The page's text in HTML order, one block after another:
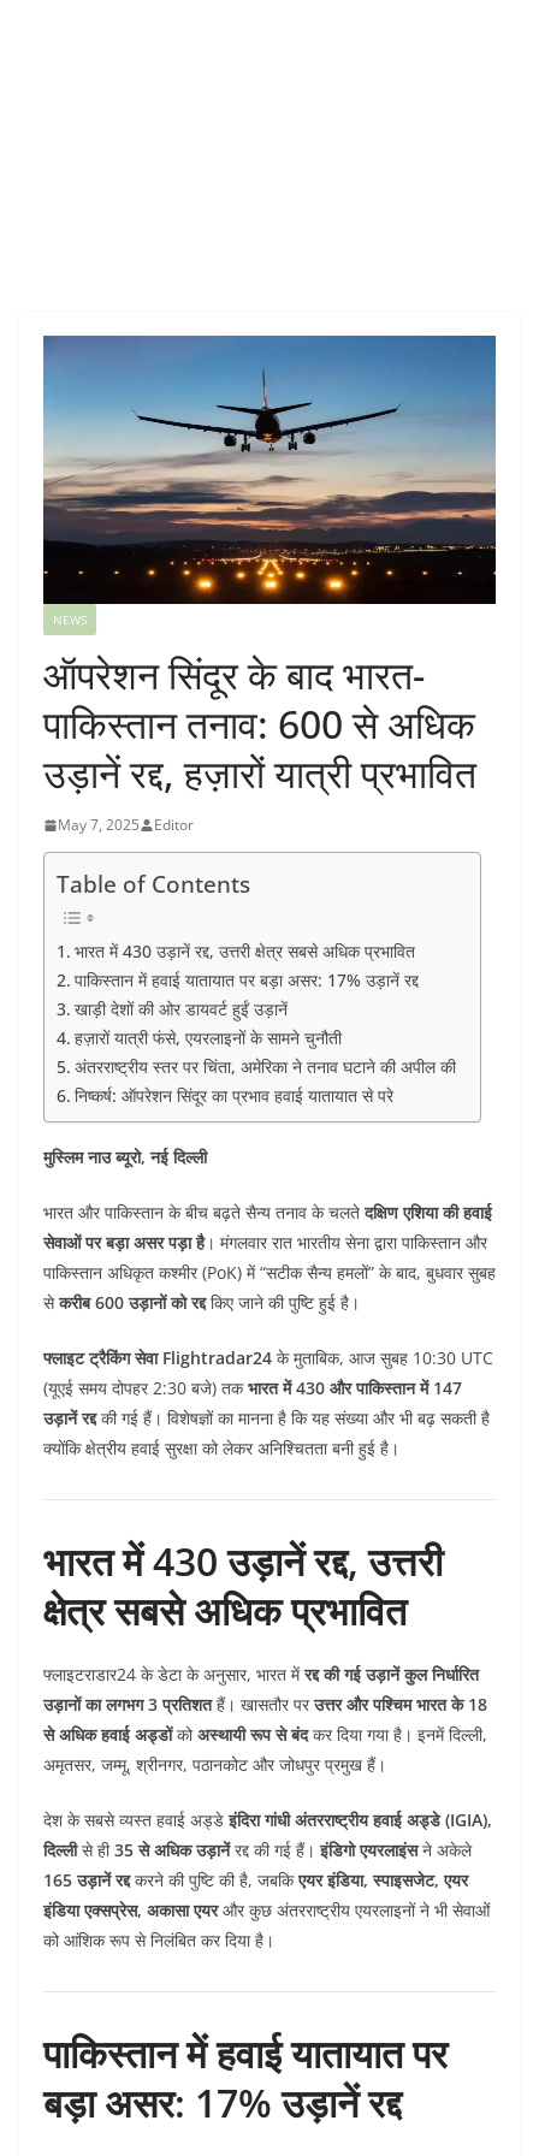
NEWS
ऑपरेशन सिंदूर के बाद भारत-
पाकिस्तान तनाव: 600 से अधिक
उड़ानें रद्द, हज़ारों यात्री प्रभावित
May 7, 2025 Editor
Table of Contents
भारत में 430 उड़ानें रद्द, उत्तरी क्षेत्र सबसे अधिक प्रभावित
पाकिस्तान में हवाई यातायात पर बड़ा असर: 17% उड़ानें रद्द
खाड़ी देशों की ओर डायवर्ट हुईं उड़ानें
हज़ारों यात्री फंसे, एयरलाइनों के सामने चुनौती
अंतरराष्ट्रीय स्तर पर चिंता, अमेरिका ने तनाव घटाने की अपील की
निष्कर्ष: ऑपरेशन सिंदूर का प्रभाव हवाई यातायात से परे
मुस्लिम नाउ ब्यूरो, नई दिल्ली
भारत और पाकिस्तान के बीच बढ़ते सैन्य तनाव के चलतेदक्षिण एशिया की हवाई
सेवाओं पर बड़ा असर पड़ा है। मंगलवार रात भारतीय सेना द्वारा पाकिस्तान और
पाकिस्तान अधिकृत कश्मीर (PoK) में “सटीक सैन्य हमलों” के बाद, बुधवार सुबह
सेकरीब 600 उड़ानों को रद्दकिए जाने की पुष्टि हुई है।
फ्लाइट ट्रैकिंग सेवा Flightradar24 के मुताबिक, आज सुबह 10:30 UTC
(यूएई समय दोपहर 2:30 बजे) तकभारत में 430 और पाकिस्तान में 147
उड़ानें रद्दकी गई हैं। विशेषज्ञों का मानना है कि यह संख्या और भी बढ़ सकती है
क्योंकि क्षेत्रीय हवाई सुरक्षा को लेकर अनिश्चितता बनी हुई है।
भारत में 430 उड़ानें रद्द, उत्तरी
क्षेत्र सबसे अधिक प्रभावित
फ्लाइटराडार24 के डेटा के अनुसार, भारत मेंरद्द की गई उड़ानें कुल निर्धारित
उड़ानों का लगभग 3 प्रतिशतहैं। खासतौर परउत्तर और पश्चिम भारत के 18
से अधिक हवाई अड्डोंकोअस्थायी रूप से बंदकर दिया गया है। इनमें दिल्ली,
अमृतसर, जम्मू, श्रीनगर, पठानकोट और जोधपुर प्रमुख हैं।
देश के सबसे व्यस्त हवाई अड्डेइंदिरा गांधी अंतरराष्ट्रीय हवाई अड्डे (IGIA),
दिल्लीसे ही35 से अधिक उड़ानेंरद्द की गई हैं।इंडिगो एयरलाइंसने अकेले
165 उड़ानें रद्दकरने की पुष्टि की है, जबकिएयर इंडिया, स्पाइसजेट, एयर
इंडिया एक्सप्रेस, अकासा एयरऔर कुछ अंतरराष्ट्रीय एयरलाइनों ने भी सेवाओं
को आंशिक रूप से निलंबित कर दिया है।
पाकिस्तान में हवाई यातायात पर
बड़ा असर: 17% उड़ानें रद्द